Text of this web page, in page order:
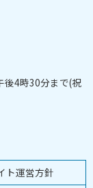
ト運営方針
後4時30分まで(祝